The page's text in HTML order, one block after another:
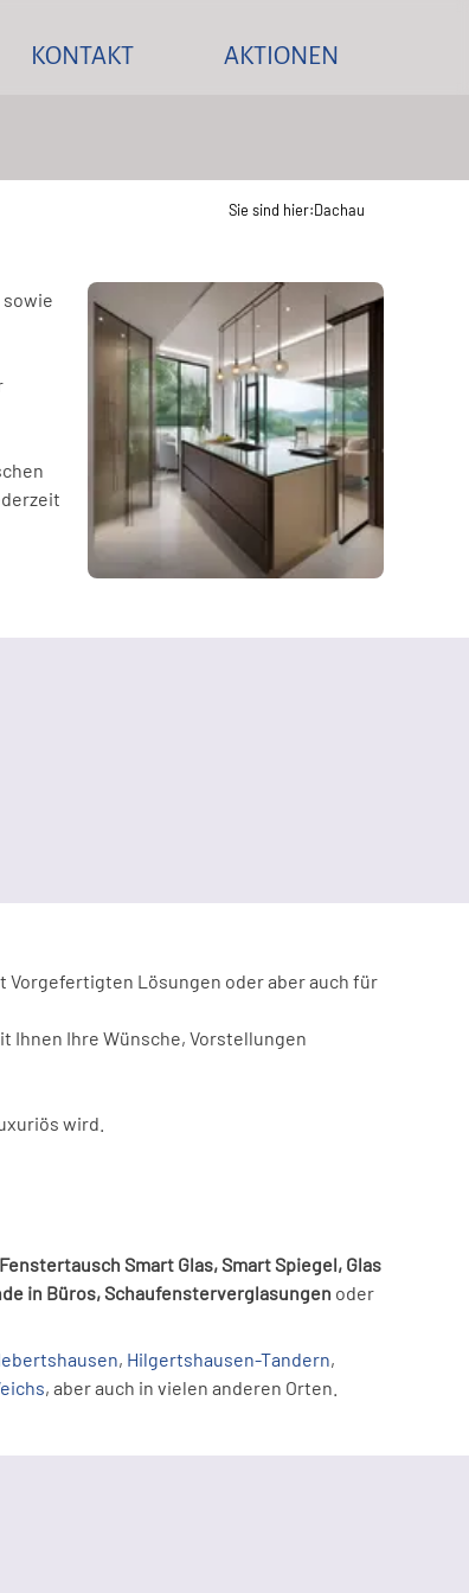
Installation
KONTAKT AKTIONEN
Sie sind hier:Dachau
sowie
Vorgefertigten Lösungen oder aber auch für
Ihnen Ihre Wünsche, Vorstellungen
wird.
Smart Glas, Smart Spiegel, Glas
in Büros, Schaufensterverglasungen oder
, Hilgertshausen-Tandern,
, aber auch in vielen anderen Orten.